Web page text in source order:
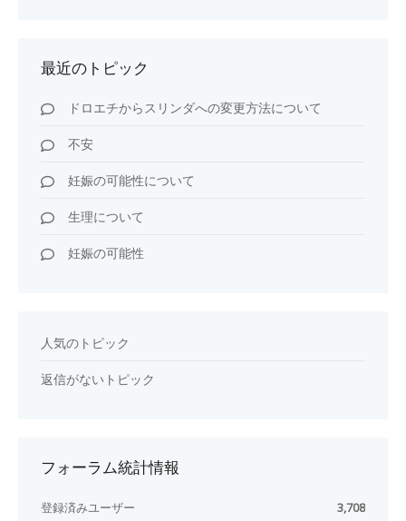
最近のトピック
ドロエチからスリンダへの変更方法について
不安
妊娠の可能性について
生理について
妊娠の可能性
人気のトピック
返信がないトピック
フォーラム統計情報
登録済みユーザー
3,708